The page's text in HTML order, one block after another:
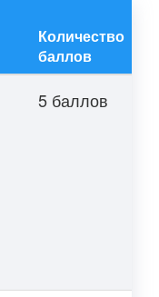
Количество
баллов
5 баллов